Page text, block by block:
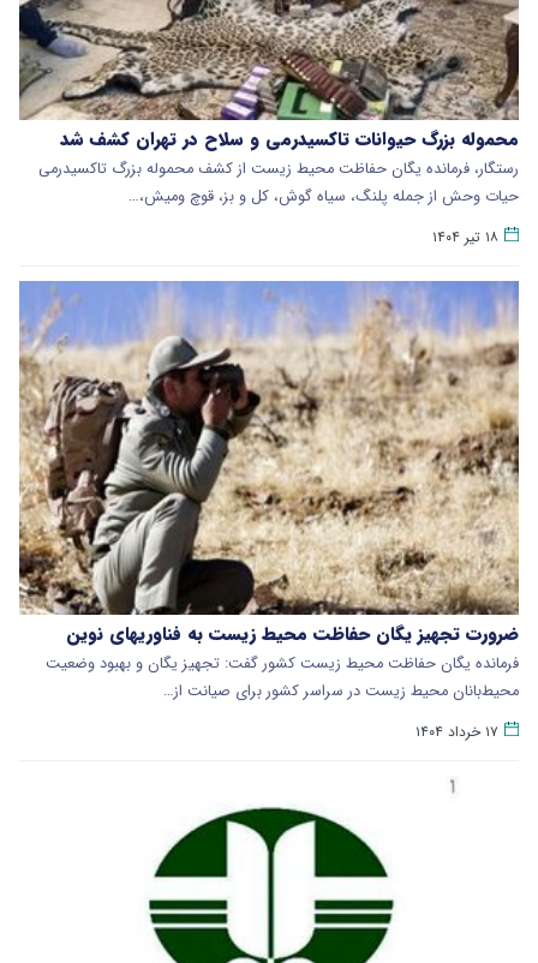
محموله بزرگ حیوانات تاکسیدرمی و سلاح در تهران کشف شد
رستگار️، فرمانده یگان حفاظت محیط زیست از کشف محموله بزرگ تاکسیدرمی
حیات وحش از جمله پلنگ، سیاه گوش، کل و بز، قوچ ومیش،…
۱۸ تیر ۱۴۰۴
ضرورت تجهیز یگان حفاظت محیط زیست به فناوریهای نوین
فرمانده یگان حفاظت محیط زیست کشور گفت: تجهیز یگان و بهبود وضعیت
محیط‌بانان محیط زیست در سراسر کشور برای صیانت از…
۱۷ خرداد ۱۴۰۴